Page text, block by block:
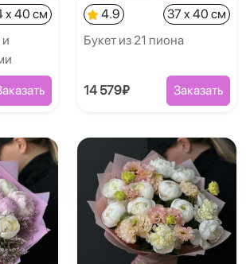
x 40 см
4.9
37 x 40 см
Букет из 21 пиона
14 579₽ Заказать